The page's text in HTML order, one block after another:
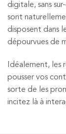
digitale, sans
sont
disposent dans
dépourvues de
Idéalement, les
pousser vos
sorte de les
incitez là à